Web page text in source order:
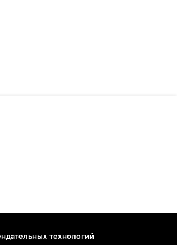
технологий